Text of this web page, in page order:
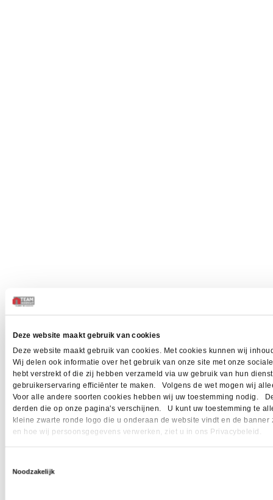
Deze website maakt gebruik van cookies
Deze website maakt gebruik van cookies. Met cookies kunnen wij
Wij delen ook informatie over het gebruik van onze site met onze
hebt verstrekt of die zij hebben verzameld via uw gebruik van hun
gebruikerservaring efficiënter te maken. Volgens de wet mogen wij
Voor alle andere soorten cookies hebben wij uw toestemming nodig.
derden die op onze pagina's verschijnen. U kunt uw toestemming te
kleine zwarte ronde logo die u onderaan de website vindt en de
en hoe wij persoonsgegevens verwerken, ziet u in ons Privacybeleid.
Noodzakelijk